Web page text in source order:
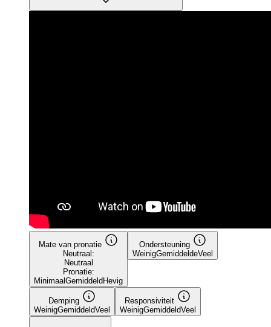
Mate van pronatie
Neutraal:
Neutraal
Pronatie:
Minimaal Gemiddeld Hevig
Ondersteuning
WeinigGemiddeldeVeel
Demping
WeinigGemiddeldVeel
Responsiviteit
WeinigGemiddeldVeel